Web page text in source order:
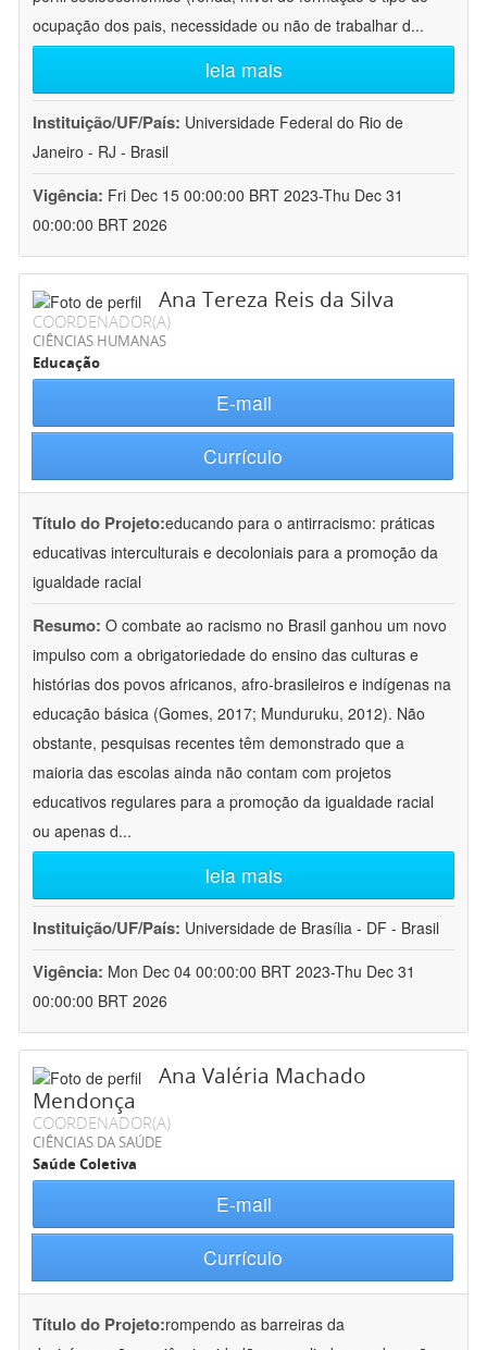
ocupação dos pais, necessidade ou não de trabalhar d...
leia mais
Instituição/UF/País: Universidade Federal do Rio de
Janeiro - RJ - Brasil
Vigência: Fri Dec 15 00:00:00 BRT 2023-Thu Dec 31
00:00:00 BRT 2026
Ana Tereza Reis da Silva
COORDENADOR(A)
CIÊNCIAS HUMANAS
Educação
E-mail
Currículo
Título do Projeto:educando para o antirracismo: práticas
educativas interculturais e decoloniais para a promoção da
igualdade racial
Resumo: O combate ao racismo no Brasil ganhou um novo
impulso com a obrigatoriedade do ensino das culturas e
histórias dos povos africanos, afro-brasileiros e indígenas na
educação básica (Gomes, 2017; Munduruku, 2012). Não
obstante, pesquisas recentes têm demonstrado que a
maioria das escolas ainda não contam com projetos
educativos regulares para a promoção da igualdade racial
ou apenas d...
leia mais
Instituição/UF/País: Universidade de Brasília - DF - Brasil
Vigência: Mon Dec 04 00:00:00 BRT 2023-Thu Dec 31
00:00:00 BRT 2026
Ana Valéria Machado
Mendonça
COORDENADOR(A)
CIÊNCIAS DA SAÚDE
Saúde Coletiva
E-mail
Currículo
Título do Projeto:rompendo as barreiras da